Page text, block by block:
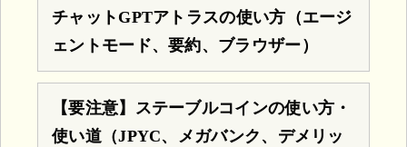
チャットGPTアトラスの使い方（エージ
ェントモード、要約、ブラウザー）
【要注意】ステーブルコインの使い方・
使い道（JPYC、メガバンク、デメリッ